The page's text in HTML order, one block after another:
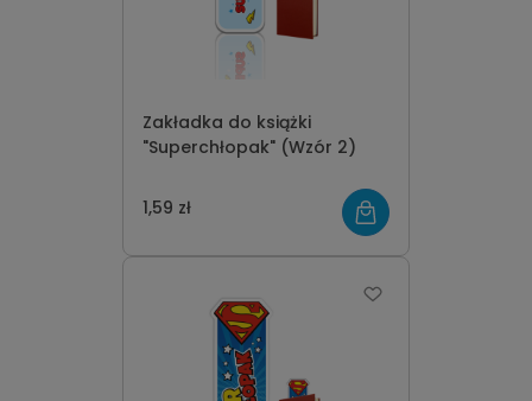
Zakładka do książki
"Superchłopak" (Wzór 2)
1,59 zł